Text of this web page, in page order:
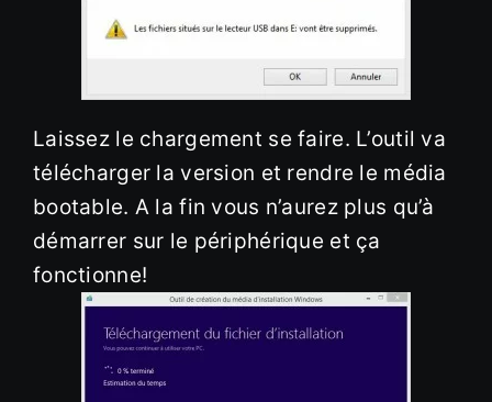
Laissez le chargement se faire. L’outil va
télécharger la version et rendre le média
bootable. A la fin vous n’aurez plus qu’à
démarrer sur le périphérique et ça
fonctionne!